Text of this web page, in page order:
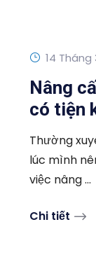
14 Tháng
Nâng
có tiện
Thường
lúc mình
việc nâng ...
Chi tiết